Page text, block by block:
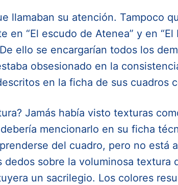
llamaban su atención. Tampoco
en “El escudo de Atenea” y en “El
ello se encargarían todos los
obsesionado en la
en la ficha de sus cuadros
Jamás había visto texturas
mencionarlo en su ficha
del cuadro, pero no está
dedos sobre la voluminosa textura
un sacrilegio. Los colores